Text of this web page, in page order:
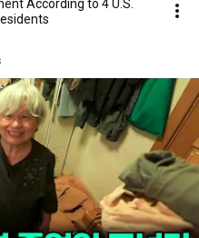
According to 4 U.S.